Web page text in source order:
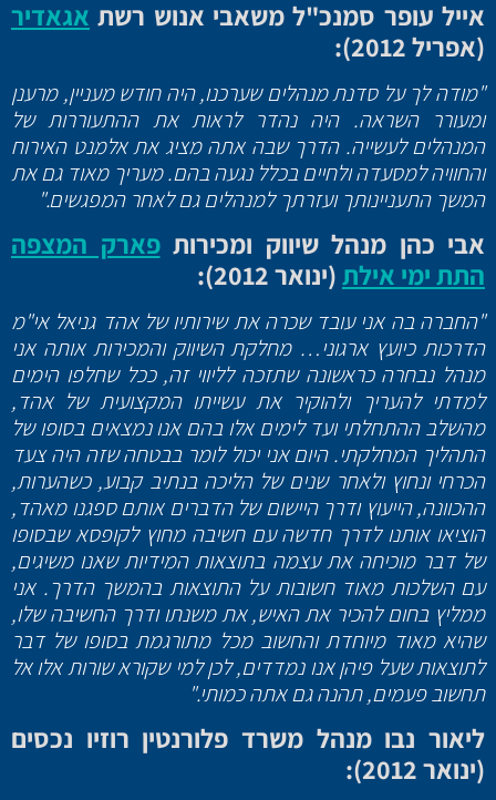
אייל עופר סמנכ"ל משאבי אנוש רשת אגאדיר
(אפריל 2012):
"מודה לך על סדנת מנהלים שערכנו, היה חודש מעניין, מרענן
ומעורר השראה. היה נהדר לראות את ההתעוררות של
המנהלים לעשייה. הדרך שבה אתה מציג את אלמנט האירוח
והחוויה למסעדה ולחיים בכלל נגעה בהם. מעריך מאוד גם את
המשך התעניינותך ועזרתך למנהלים גם לאחר המפגשים."
אבי כהן מנהל שיווק ומכירותפארק המצפה
התת ימי אילת(ינואר 2012):
"החברה בה אני עובד שכרה את שירותיו של אהד גניאל אי"מ
הדרכות כיועץ ארגוני… מחלקת השיווק והמכירות אותה אני
מנהל נבחרה כראשונה שתזכה לליווי זה, ככל שחלפו הימים
למדתי להעריך ולהוקיר את עשייתו המקצועית של אהד,
מהשלב ההתחלתי ועד לימים אלו בהם אנו נמצאים בסופו של
התהליך המחלקתי. היום אני יכול לומר בבטחה שזה היה צעד
הכרחי ונחוץ ולאחר שנים של הליכה בנתיב קבוע, כשהערות,
ההכוונה, הייעוץ ודרך היישום של הדברים אותם ספגנו מאהד,
הוציאו אותנו לדרך חדשה עם חשיבה מחוץ לקופסא שבסופו
של דבר מוכיחה את עצמה בתוצאות המידיות שאנו משיגים,
עם השלכות מאוד חשובות על התוצאות בהמשך הדרך. אני
ממליץ בחום להכיר את האיש, את משנתו ודרך החשיבה שלו,
שהיא מאוד מיוחדת והחשוב מכל מתורגמת בסופו של דבר
לתוצאות שעל פיהן אנו נמדדים, לכן למי שקורא שורות אלו אל
תחשוב פעמים, תהנה גם אתה כמותי."
ליאור נבו מנהל משרד פלורנטין רוזיו נכסים
(ינואר 2012):